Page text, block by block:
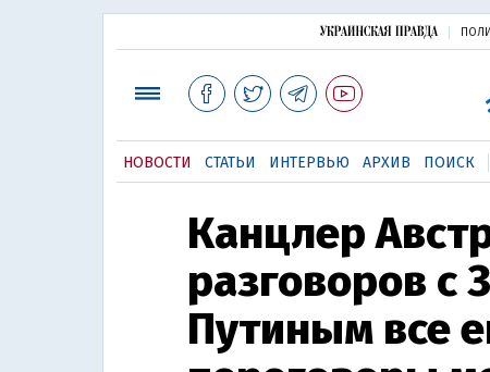
НОВОСТИ СТАТЬИ ИНТЕРВЬЮ АРХИВ ПОИСК
Канцлер
разговоров с
Путиным все